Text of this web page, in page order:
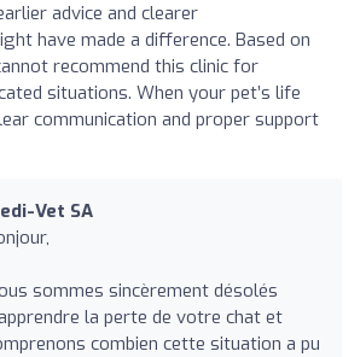
advice and clearer
have made a difference. Based on
recommend this clinic for
situations. When your pet’s life
communication and proper support
Vet SA
sommes sincèrement désolés
la perte de votre chat et
combien cette situation a pu